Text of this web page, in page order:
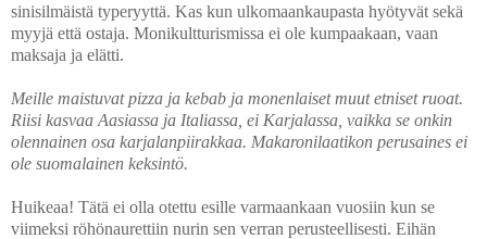
sinisilmäistä typeryyttä. Kas kun ulkomaankaupasta hyötyvät sekä
myyjä että ostaja. Monikultturismissa ei ole kumpaakaan, vaan
maksaja ja elätti.
Meille maistuvat pizza ja kebab ja monenlaiset muut etniset ruoat.
Riisi kasvaa Aasiassa ja Italiassa, ei Karjalassa, vaikka se onkin
olennainen osa karjalanpiirakkaa. Makaronilaatikon perusaines ei
ole suomalainen keksintö.
Huikeaa! Tätä ei olla otettu esille varmaankaan vuosiin kun se
viimeksi röhönaurettiin nurin sen verran perusteellisesti. Eihän